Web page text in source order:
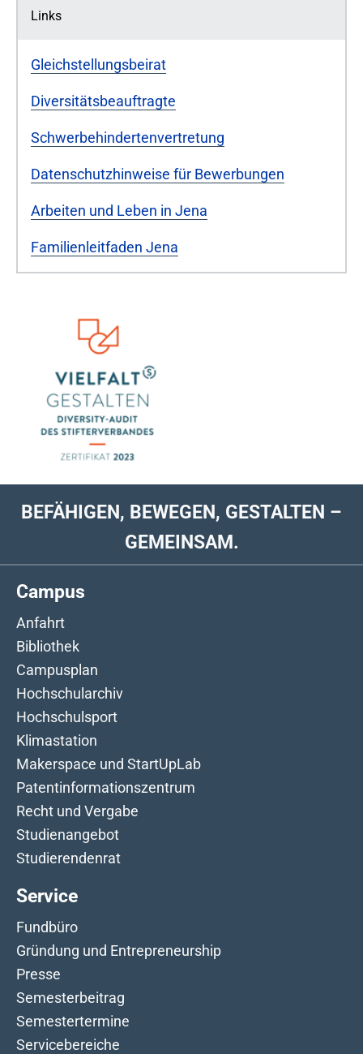
Links
Gleichstellungsbeirat
Diversitätsbeauftragte
Schwerbehindertenvertretung
Datenschutzhinweise für Bewerbungen
Arbeiten und Leben in Jena
Familienleitfaden Jena
BEFÄHIGEN, BEWEGEN, GESTALTEN –
GEMEINSAM.
Campus
Anfahrt
Bibliothek
Campusplan
Hochschularchiv
Hochschulsport
Klimastation
Makerspace und StartUpLab
Patentinformationszentrum
Recht und Vergabe
Studienangebot
Studierendenrat
Service
Fundbüro
Gründung und Entrepreneurship
Presse
Semesterbeitrag
Semestertermine
Servicebereiche